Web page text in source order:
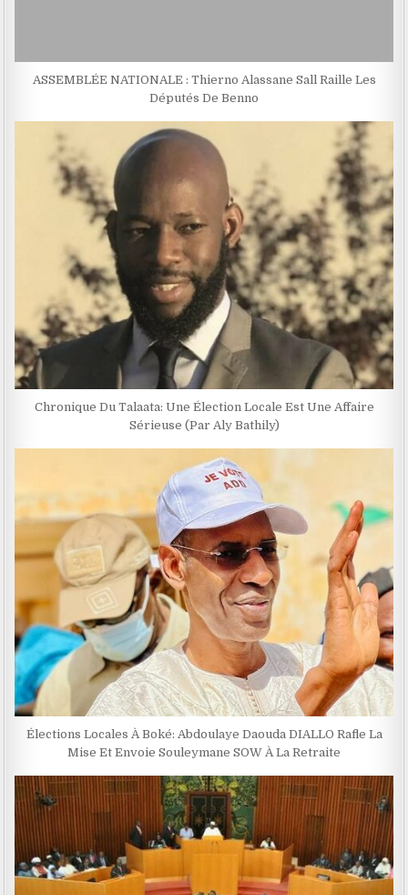
ASSEMBLÉE NATIONALE : Thierno Alassane Sall Raille Les
Députés De Benno
Chronique Du Talaata: Une Élection Locale Est Une Affaire
Sérieuse (Par Aly Bathily)
Élections Locales À Boké: Abdoulaye Daouda DIALLO Rafle La
Mise Et Envoie Souleymane SOW À La Retraite